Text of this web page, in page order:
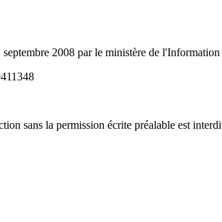
2008 par le ministère de
sans la permission écrite préalable est